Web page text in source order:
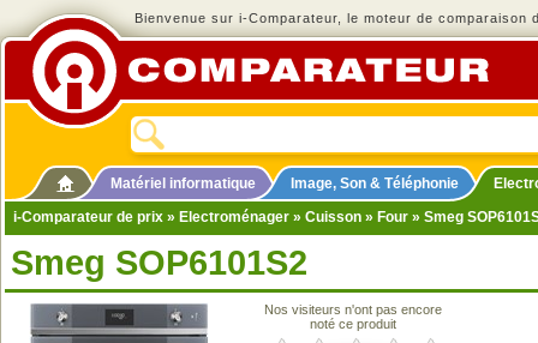
Bienvenue sur i-Comparateur, le moteur de comparaison
Matériel informatique Image, Son & Téléphonie
i-Comparateur de prix » Electroménager » Cuisson » Four » Smeg
Smeg SOP6101S2
Nos visiteurs n'ont pas encore
noté ce produit